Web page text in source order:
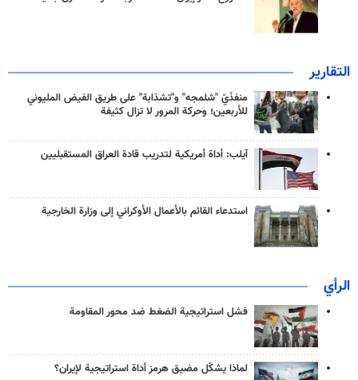
التقارير
منفذَيّ "شلمجه" و"تشذابة" على طريق الفيض المليوني
للأربعين؛ وحركة المرور لا تزال كثيفة
آيلب: أداة أمريكية لتدريب قادة العراق المستقبليين
استدعاء القائم بالأعمال الأوكراني إلى وزارة الخارجية
الرأي
فشل استراتيجية الضغط ضد محور المقاومة
لماذا يشكّل مضيق هرمز أداة استراتيجية لإيران؟